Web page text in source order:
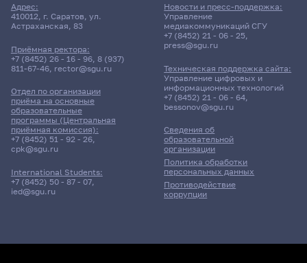
Адрес:
410012, г. Саратов, ул.
Астраханская, 83
Приёмная ректора:
+7 (8452) 26 - 16 - 96, 8 (937)
811-67-46, rector@sgu.ru
Отдел по организации
приёма на основные
образовательные
программы (Центральная
приёмная комиссия):
+7 (8452) 51 - 92 - 26,
cpk@sgu.ru
International Students:
+7 (8452) 50 - 87 - 07,
ied@sgu.ru
Сведения об
образовательной
организации
Политика обработки
персональных данных
Противодействие
коррупции
Новости и пресс-поддержка:
Управление
медиакоммуникаций СГУ
+7 (8452) 21 - 06 - 25,
press@sgu.ru
Техническая поддержка сайта:
Управление цифровых и
информационных технологий
+7 (8452) 21 - 06 - 64,
bessonov@sgu.ru